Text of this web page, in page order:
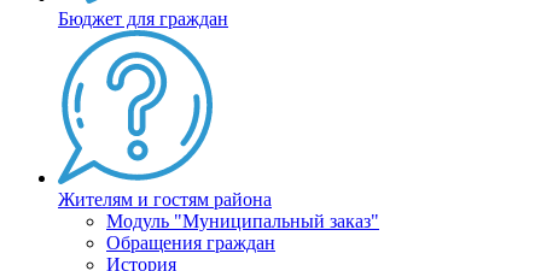
Бюджет для граждан
Жителям и гостям района
Модуль "Муниципальный заказ"
Обращения граждан
История